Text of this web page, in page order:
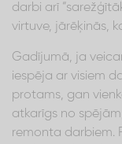
darbi arī
virtuve, jārēķinās,
Gadījumā, ja
iespēja ar visiem
protams, gan
atkarīgs no
remonta darbiem.